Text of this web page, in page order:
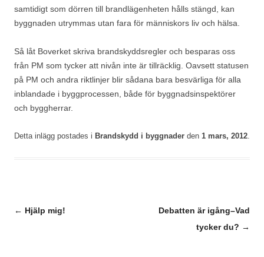
samtidigt som dörren till brandlägenheten hålls stängd, kan
byggnaden utrymmas utan fara för människors liv och hälsa.
Så låt Boverket skriva brandskyddsregler och besparas oss
från PM som tycker att nivån inte är tillräcklig. Oavsett statusen
på PM och andra riktlinjer blir sådana bara besvärliga för alla
inblandade i byggprocessen, både för byggnadsinspektörer
och byggherrar.
Detta inlägg postades i Brandskydd i byggnader den 1 mars, 2012.
Inläggsnavigering
← Hjälp mig!
Debatten är igång–Vad
tycker du? →